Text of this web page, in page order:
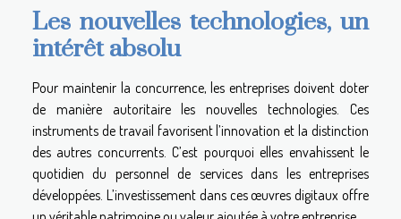
Les nouvelles technologies, un
intérêt absolu
Pour maintenir la concurrence, les entreprises doivent doter
de manière autoritaire les nouvelles technologies. Ces
instruments de travail favorisent l’innovation et la distinction
des autres concurrents. C’est pourquoi elles envahissent le
quotidien du personnel de services dans les entreprises
développées. L’investissement dans ces œuvres digitaux offre